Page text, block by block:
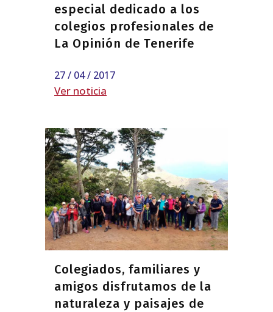
especial dedicado a los
colegios profesionales de
La Opinión de Tenerife
27 / 04 / 2017
Ver noticia
Colegiados, familiares y
amigos disfrutamos de la
naturaleza y paisajes de